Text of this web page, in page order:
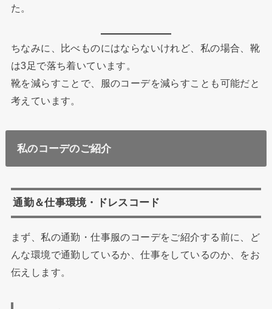
た。
ちなみに、比べものにはならないけれど、私の場合、靴
は3足で落ち着いています。
靴を減らすことで、服のコーデを減らすことも可能だと
考えています。
私のコーデのご紹介
通勤＆仕事環境・ドレスコード
まず、私の通勤・仕事服のコーデをご紹介する前に、ど
んな環境で通勤しているか、仕事をしているのか、をお
伝えします。